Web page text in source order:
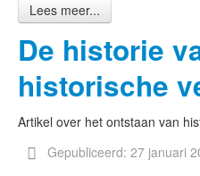
Lees meer...
De historie
historische
Artikel over het ontstaan van
Gepubliceerd: 27 januari